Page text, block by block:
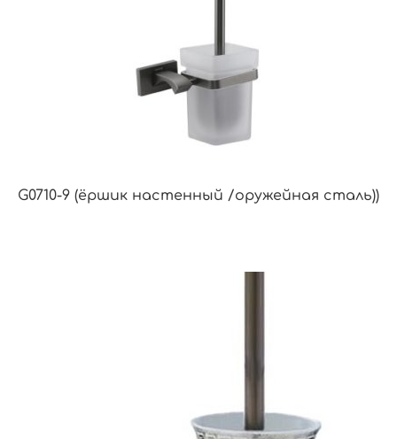
G0710-9 (ёршик настенный /оружейная сталь))